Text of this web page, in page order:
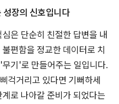
성장의 신호입니다
은 단순히 친절한 답변을 내
편함을 정교한 데이터로 치
기'로 만들어주는 일입니다.
걱거리고 있다면 기뻐하세
로 나아갈 준비가 되었다는